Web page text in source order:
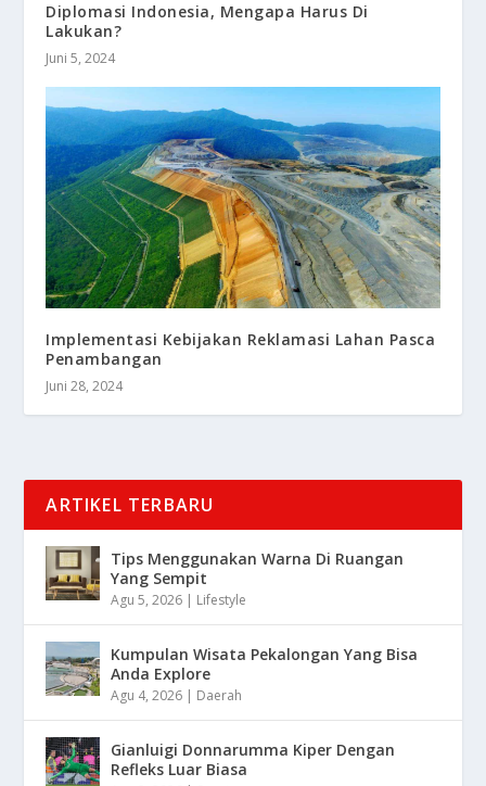
Diplomasi Indonesia, Mengapa Harus Di
Lakukan?
Juni 5, 2024
Implementasi Kebijakan Reklamasi Lahan Pasca
Penambangan
Juni 28, 2024
ARTIKEL TERBARU
Tips Menggunakan Warna Di Ruangan
Yang Sempit
Agu 5, 2026 | Lifestyle
Kumpulan Wisata Pekalongan Yang Bisa
Anda Explore
Agu 4, 2026 | Daerah
Gianluigi Donnarumma Kiper Dengan
Refleks Luar Biasa